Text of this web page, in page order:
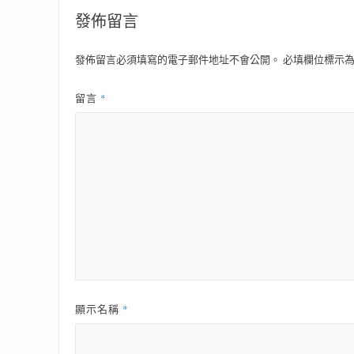
發佈留言
發佈留言必須填寫的電子郵件地址不會公開。 必填欄位標示
留言 *
顯示名稱 *